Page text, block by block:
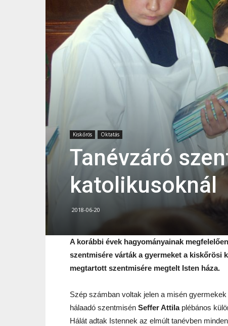
Kiskőrös Oktatás
Tanévzáró
katolikusoknál
2018-06-20
A korábbi évek hagyományainak
szentmisére várták a gyermeket a kiskőrösi
megtartott szentmisére megtelt Isten háza.
Szép számban voltak jelen a misén
hálaadó szentmisén Seffer Attilaplébános
Hálát adtak Istennek az elmúlt tanévben